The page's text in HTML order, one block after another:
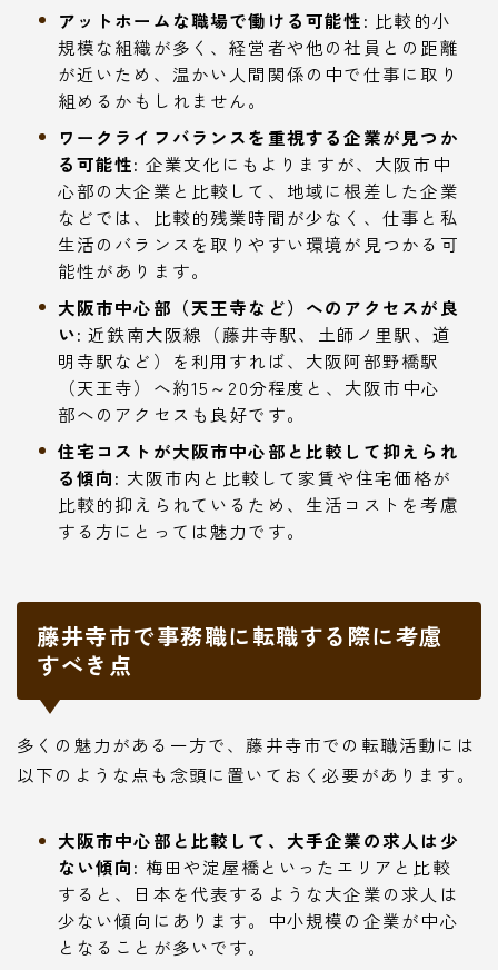
アットホームな職場で働ける可能性: 比較的小
規模な組織が多く、経営者や他の社員との距離
が近いため、温かい人間関係の中で仕事に取り
組めるかもしれません。
ワークライフバランスを重視する企業が見つか
る可能性: 企業文化にもよりますが、大阪市中
心部の大企業と比較して、地域に根差した企業
などでは、比較的残業時間が少なく、仕事と私
生活のバランスを取りやすい環境が見つかる可
能性があります。
大阪市中心部（天王寺など）へのアクセスが良
い: 近鉄南大阪線（藤井寺駅、土師ノ里駅、道
明寺駅など）を利用すれば、大阪阿部野橋駅
（天王寺）へ約15～20分程度と、大阪市中心
部へのアクセスも良好です。
住宅コストが大阪市中心部と比較して抑えられ
る傾向: 大阪市内と比較して家賃や住宅価格が
比較的抑えられているため、生活コストを考慮
する方にとっては魅力です。
藤井寺市で事務職に転職する際に考慮
すべき点
多くの魅力がある一方で、藤井寺市での転職活動には
以下のような点も念頭に置いておく必要があります。
大阪市中心部と比較して、大手企業の求人は少
ない傾向: 梅田や淀屋橋といったエリアと比較
すると、日本を代表するような大企業の求人は
少ない傾向にあります。中小規模の企業が中心
となることが多いです。